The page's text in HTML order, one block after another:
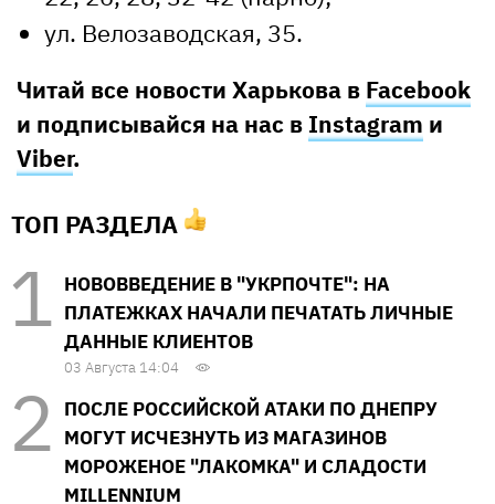
ул. Велозаводская, 35.
Читай все новости Харькова в Facebook
и подписывайся на нас в Instagram и
Viber.
ТОП РАЗДЕЛА
НОВОВВЕДЕНИЕ В "УКРПОЧТЕ": НА
ПЛАТЕЖКАХ НАЧАЛИ ПЕЧАТАТЬ ЛИЧНЫЕ
ДАННЫЕ КЛИЕНТОВ
03 Августа 14:04
ПОСЛЕ РОССИЙСКОЙ АТАКИ ПО ДНЕПРУ
МОГУТ ИСЧЕЗНУТЬ ИЗ МАГАЗИНОВ
МОРОЖЕНОЕ "ЛАКОМКА" И СЛАДОСТИ
MILLENNIUM